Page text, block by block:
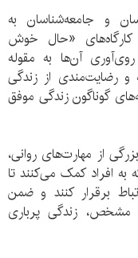
و جامعه‌شناسان به
کارگاه‌های «حال خوش
آن‌ها به مقوله
و رضایت‌مندی از زندگی
گوناگون زندگی موفق
از مهارت‌های روانی،
افراد کمک می‌کنند تا
برقرار کنند و ضمن
مشخص، زندگی پرباری